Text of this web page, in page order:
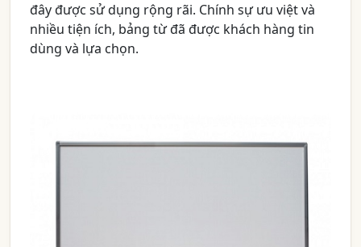
đây được sử dụng rộng rãi. Chính sự ưu việt và
nhiều tiện ích, bảng từ đã được khách hàng tin
dùng và lựa chọn.